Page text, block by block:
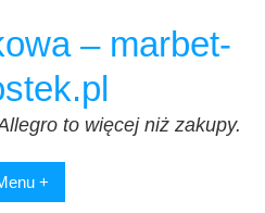
– marbet-
to więcej niż zakupy.
+